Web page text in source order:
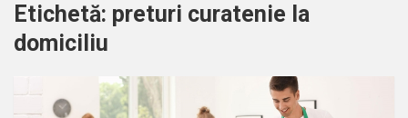
Etichetă: preturi curatenie la
domiciliu